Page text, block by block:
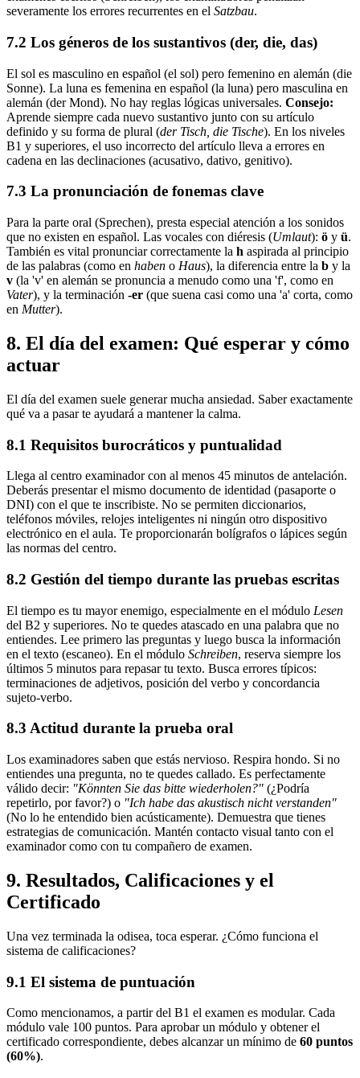
severamente los errores recurrentes en el Satzbau.
7.2 Los géneros de los sustantivos (der, die, das)
El sol es masculino en español (el sol) pero femenino en alemán (die
Sonne). La luna es femenina en español (la luna) pero masculina en
alemán (der Mond). No hay reglas lógicas universales. Consejo:
Aprende siempre cada nuevo sustantivo junto con su artículo
definido y su forma de plural (der Tisch, die Tische). En los niveles
B1 y superiores, el uso incorrecto del artículo lleva a errores en
cadena en las declinaciones (acusativo, dativo, genitivo).
7.3 La pronunciación de fonemas clave
Para la parte oral (Sprechen), presta especial atención a los sonidos
que no existen en español. Las vocales con diéresis (Umlaut): ö y ü.
También es vital pronunciar correctamente la h aspirada al principio
de las palabras (como en haben o Haus), la diferencia entre la b y la
v (la 'v' en alemán se pronuncia a menudo como una 'f', como en
Vater), y la terminación -er (que suena casi como una 'a' corta, como
en Mutter).
8. El día del examen: Qué esperar y cómo
actuar
El día del examen suele generar mucha ansiedad. Saber exactamente
qué va a pasar te ayudará a mantener la calma.
8.1 Requisitos burocráticos y puntualidad
Llega al centro examinador con al menos 45 minutos de antelación.
Deberás presentar el mismo documento de identidad (pasaporte o
DNI) con el que te inscribiste. No se permiten diccionarios,
teléfonos móviles, relojes inteligentes ni ningún otro dispositivo
electrónico en el aula. Te proporcionarán bolígrafos o lápices según
las normas del centro.
8.2 Gestión del tiempo durante las pruebas escritas
El tiempo es tu mayor enemigo, especialmente en el módulo Lesen
del B2 y superiores. No te quedes atascado en una palabra que no
entiendes. Lee primero las preguntas y luego busca la información
en el texto (escaneo). En el módulo Schreiben, reserva siempre los
últimos 5 minutos para repasar tu texto. Busca errores típicos:
terminaciones de adjetivos, posición del verbo y concordancia
sujeto-verbo.
8.3 Actitud durante la prueba oral
Los examinadores saben que estás nervioso. Respira hondo. Si no
entiendes una pregunta, no te quedes callado. Es perfectamente
válido decir: "Könnten Sie das bitte wiederholen?" (¿Podría
repetirlo, por favor?) o "Ich habe das akustisch nicht verstanden"
(No lo he entendido bien acústicamente). Demuestra que tienes
estrategias de comunicación. Mantén contacto visual tanto con el
examinador como con tu compañero de examen.
9. Resultados, Calificaciones y el
Certificado
Una vez terminada la odisea, toca esperar. ¿Cómo funciona el
sistema de calificaciones?
9.1 El sistema de puntuación
Como mencionamos, a partir del B1 el examen es modular. Cada
módulo vale 100 puntos. Para aprobar un módulo y obtener el
certificado correspondiente, debes alcanzar un mínimo de 60 puntos
(60%).